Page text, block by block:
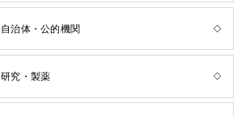
自治体・公的機関
研究・製薬